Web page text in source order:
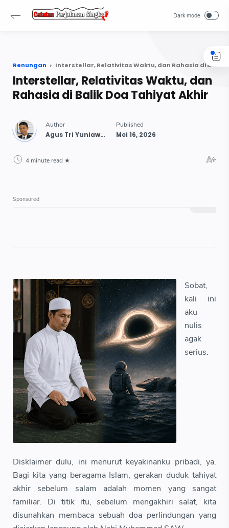
Renungan Interstellar, Relativitas Waktu, dan Rahasia di Balik Doa Tahiyat Akhir
Interstellar, Relativitas Waktu, dan
Rahasia di Balik Doa Tahiyat Akhir
4 minute read
Sobat,
kali ini
aku
nulis
agak
serius.
Disklaimer dulu, ini menurut keyakinanku pribadi, ya.
Bagi kita yang beragama Islam, gerakan duduk tahiyat
akhir sebelum salam adalah momen yang sangat
familiar. Di titik itu, sebelum mengakhiri salat, kita
disunahkan membaca sebuah doa perlindungan yang